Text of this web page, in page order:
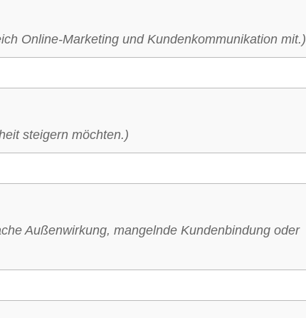
Online-Marketing und Kundenkommunikation mit.)
steigern möchten.)
Außenwirkung, mangelnde Kundenbindung oder